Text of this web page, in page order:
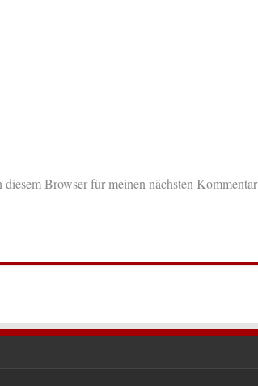
Browser für meinen nächsten Kommentar